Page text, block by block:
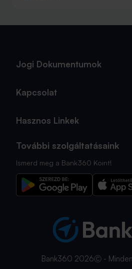
Jogi Dokumentumok
Kapcsolat
Hasznos Linkek
További szolgáltatásaink
Ismerd meg a Bank360 Koint!
Bank360 2026Ⓒ -